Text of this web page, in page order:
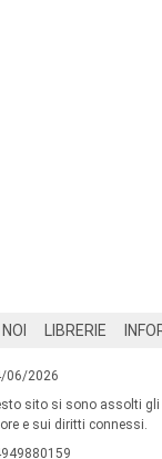
LIBRERIE
06/2026
sito si sono assolti
e sui diritti connessi.